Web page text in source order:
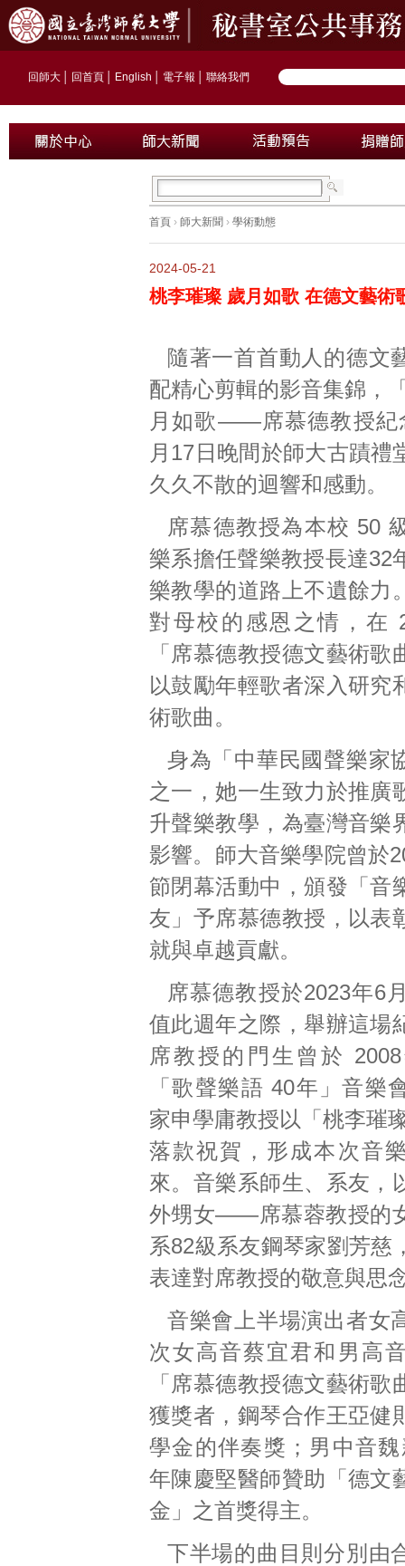
回師大 回首頁 English 電子報 聯絡我們
首頁 › 師大新聞 › 學術動態
2024-05-21
桃李璀璨 歲月如歌 在德文藝術
隨著一首首動人的德文
配精心剪輯的影音集錦，
月如歌——席慕德教授紀
月17日晚間於師大古蹟禮
久久不散的迴響和感動。
席慕德教授為本校 50
樂系擔任聲樂教授長達32
樂教學的道路上不遺餘力
對母校的感恩之情，在
「席慕德教授德文藝術歌
以鼓勵年輕歌者深入研究
術歌曲。
身為「中華民國聲樂家
之一，她一生致力於推廣
升聲樂教學，為臺灣音樂
影響。師大音樂學院曾於
節閉幕活動中，頒發「音
友」予席慕德教授，以表
就與卓越貢獻。
席慕德教授於2023年6
值此週年之際，舉辦這場
席教授的門生曾於
「歌聲樂語 40年」音樂
家申學庸教授以「桃李璀
落款祝賀，形成本次音
來。音樂系師生、系友，
外甥女——席慕蓉教授的
系82級系友鋼琴家劉芳慈
表達對席教授的敬意與思
音樂會上半場演出者女
次女高音蔡宜君和男高
「席慕德教授德文藝術歌
獲獎者，鋼琴合作王亞健
學金的伴奏獎；男中音
年陳慶堅醫師贊助「德文
金」之首獎得主。
下半場的曲目則分別由